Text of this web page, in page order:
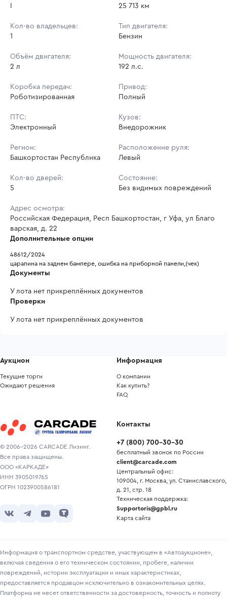
25 713 км
Кол-во владельцев:
1
Тип двигателя:
Бензин
Объём двигателя:
2 л
Мощность двигателя:
192 л.с.
Коробка передач:
Роботизированная
Привод:
Полный
ПТС:
Электронный
Кузов:
Внедорожник
Регион:
Башкортостан Республика
Расположение руля:
Левый
Кол-во дверей:
5
Состояние:
Без видимых повреждений
Адрес осмотра:
Российская Федерация, Респ Башкортостан, г Уфа, ул Благо
варская, д. 22
Дополнительные опции
48612/2024
царапина на заднем бампере, ошибка на приборной панели,(чек)
Документы
У лота нет прикреплённых документов
Проверки
У лота нет прикреплённых документов
© 2006-2026 CARCADE Лизинг.
Все права защищены.
ООО «КАРКАДЕ»
ИНН 3905019765
ОГРН 1023900586181
Аукцион
Текущие торги
Ожидают решения
Информация
О компании
Как купить?
FAQ
Контакты
+7 (800) 700-30-30
бесплатный звонок по России
client@carcade.com
Центральный офис:
109004, г. Москва, ул. Станиславского,
д. 21, стр. 18
Техническая поддержка:
Supportoris@gpbl.ru
Карта сайта
Информация о транспортном средстве, участвующем в «Автоаукционе»,
включая сведения о его техническом состоянии, пробеге, наличии
повреждений, истории эксплуатации и иных характеристиках,
предоставляется продавцом исключительно в ознакомительных целях.
Платформа не несет ответственности за достоверность, точность и полноту